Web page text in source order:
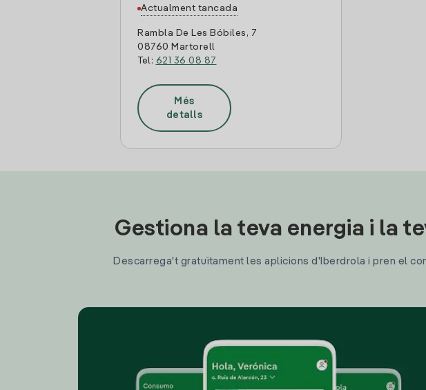
Actualment tancada
Rambla De Les Bóbiles, 7
08760 Martorell
Tel: 621 36 08 87
Més
detalls
Gestiona la teva energia i la
Descarrega't gratuïtament les aplicions d'Iberdrola i pren el